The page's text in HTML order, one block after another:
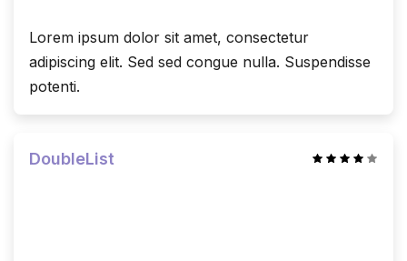
Lorem ipsum dolor sit amet, consectetur
adipiscing elit. Sed sed congue nulla. Suspendisse
potenti.
DoubleList